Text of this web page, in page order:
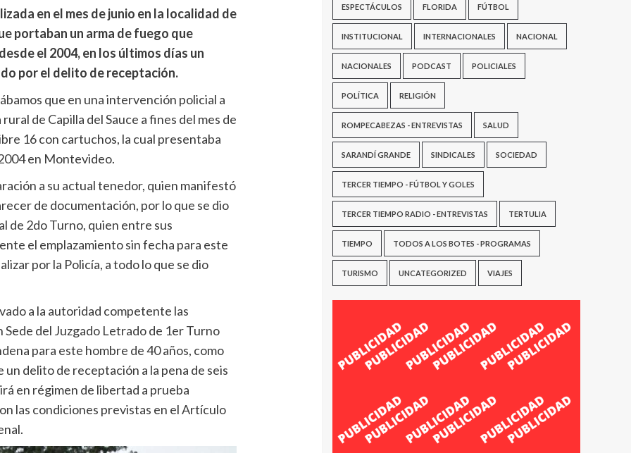
en el mes de junio en la localidad de
portaban un arma de fuego que
el 2004, en los últimos días un
por el delito de receptación.
que en una intervención policial a
de Capilla del Sauce a fines del mes de
16 con cartuchos, la cual presentaba
en Montevideo.
a su actual tenedor, quien manifestó
de documentación, por lo que se dio
de 2do Turno, quien entre sus
el emplazamiento sin fecha para este
por la Policía, a todo lo que se dio
a la autoridad competente las
Sede del Juzgado Letrado de 1er Turno
para este hombre de 40 años, como
delito de receptación a la pena de seis
en régimen de libertad a prueba
las condiciones previstas en el Artículo
ESPECTÁCULOS FLORIDA FÚTBOL
INSTITUCIONAL INTERNACIONALES NACIONAL
NACIONALES PODCAST POLICIALES
POLÍTICA RELIGIÓN
ROMPECABEZAS - ENTREVISTAS SALUD
SARANDÍ GRANDE SINDICALES SOCIEDAD
TERCER TIEMPO - FÚTBOL Y GOLES
TERCER TIEMPO RADIO - ENTREVISTAS TERTULIA
TIEMPO TODOS A LOS BOTES - PROGRAMAS
TURISMO UNCATEGORIZED VIAJES